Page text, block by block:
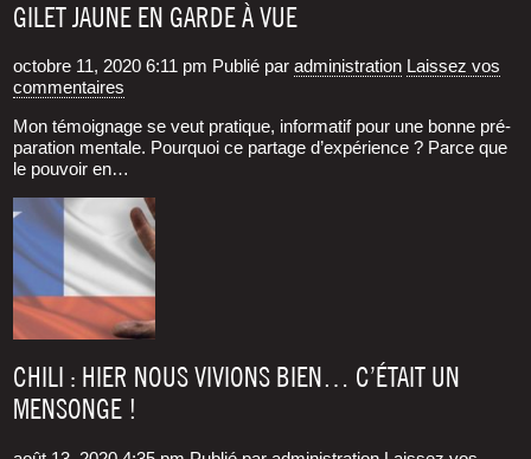
GILET JAUNE EN GARDE À VUE
octobre 11, 2020 6:11 pm Publié paradministration Laissez vos
commentaires
Mon témoi­gnage se veut pra­tique, infor­ma­tif pour une bonne pré­
pa­ra­tion men­tale. Pour­quoi ce par­tage d’expérience ? Parce que
le pou­voir en…
CHILI : HIER NOUS VIVIONS BIEN… C’ÉTAIT UN
MENSONGE !